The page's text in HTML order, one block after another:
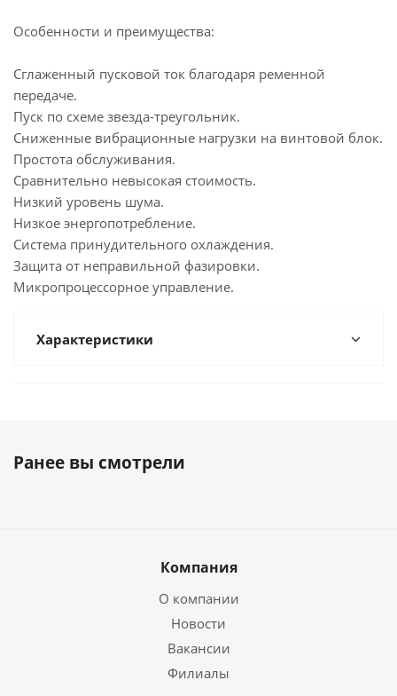
Особенности и преимущества:
Сглаженный пусковой ток благодаря ременной
передаче.
Пуск по схеме звезда-треугольник.
Сниженные вибрационные нагрузки на винтовой блок.
Простота обслуживания.
Сравнительно невысокая стоимость.
Низкий уровень шума.
Низкое энергопотребление.
Система принудительного охлаждения.
Защита от неправильной фазировки.
Микропроцессорное управление.
Характеристики
Ранее вы смотрели
Компания
О компании
Новости
Вакансии
Филиалы